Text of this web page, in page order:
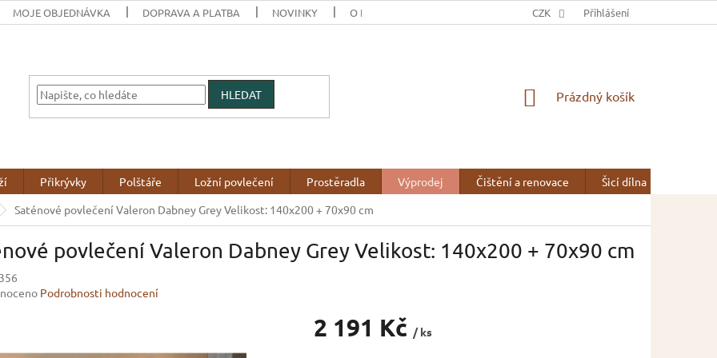
MOJE OBJEDNÁVKA DOPRAVA A PLATBA NOVINKY O NÁS OCHRANA OSOBNÍCH ÚDAJŮ
CZK Přihlášení
HLEDAT
NÁKUPNÍ
Prázdný košík
Přikrývky Polštáře Ložní povlečení Prostěradla Výprodej Čištění a renovace Šicí dílna
Saténové povlečení Valeron Dabney Grey Velikost: 140x200 + 70x90 cm
povlečení Valeron Dabney Grey Velikost: 140x200 + 70x90 cm
Podrobnosti hodnocení
2 191 Kč / ks